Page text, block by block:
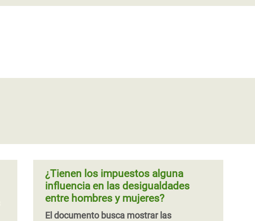
¿Tienen los impuestos alguna
influencia en las desigualdades
entre hombres y mujeres?
El documento busca mostrar las